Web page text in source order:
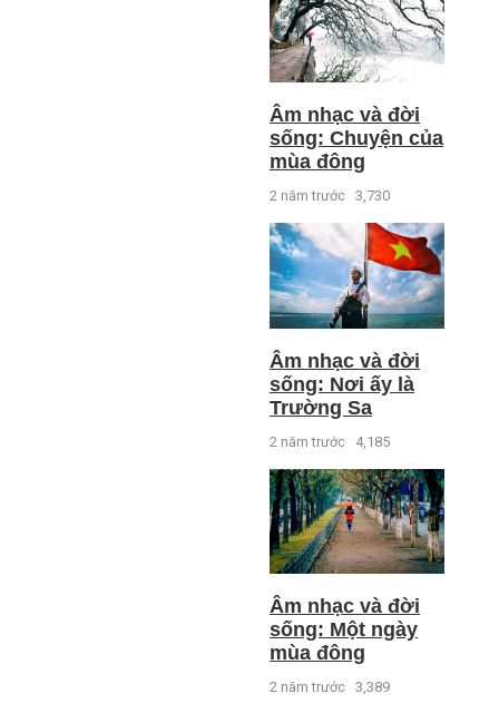
Âm nhạc và đời
sống: Chuyện của
mùa đông
2 năm trước 3,730
Âm nhạc và đời
sống: Nơi ấy là
Trường Sa
2 năm trước 4,185
Âm nhạc và đời
sống: Một ngày
mùa đông
2 năm trước 3,389